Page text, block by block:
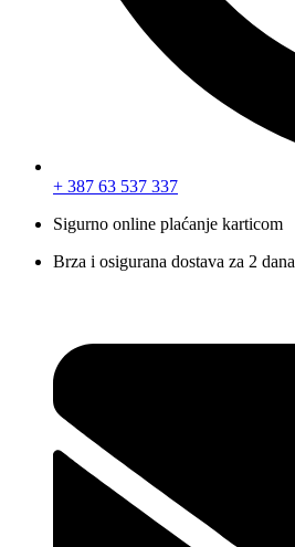
+ 387 63 537 337
Sigurno online plaćanje karticom
Brza i osigurana dostava za 2 dana